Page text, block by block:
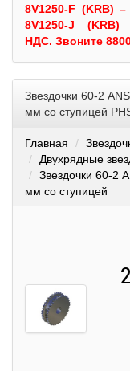
8V1250-F (KRB)
8V1250-J
НДС. Звоните
Звездочки 60-2
мм со ступицей
Главная
Двухрядные
Звездочки 60-2
мм со ступицей